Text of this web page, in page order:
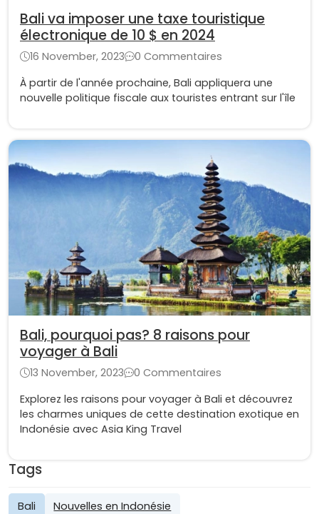
Tags
Bali Nouvelles en Indonésie
Bali va imposer une taxe touristique
électronique de 10 $ en 2024
16 November, 2023
0 Commentaires
À partir de l'année prochaine, Bali appliquera une
nouvelle politique fiscale aux touristes entrant sur l'île
Bali, pourquoi pas? 8 raisons pour
voyager à Bali
13 November, 2023
0 Commentaires
Explorez les raisons pour voyager à Bali et découvrez
les charmes uniques de cette destination exotique en
Indonésie avec Asia King Travel